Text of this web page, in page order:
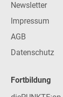
Newsletter
Impressum
AGB
Datenschutz
Fortbildung